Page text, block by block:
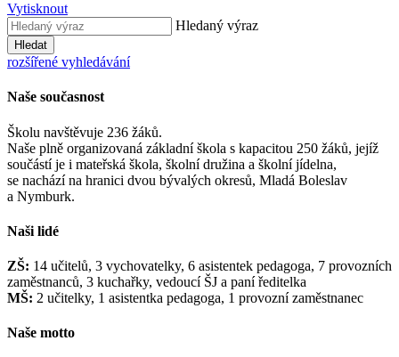
Vytisknout
Hledaný výraz
Hledat
rozšířené vyhledávání
Naše současnost
Školu navštěvuje 236 žáků.
Naše plně organizovaná základní škola s kapacitou 250 žáků, jejíž
součástí je i mateřská škola, školní družina a školní jídelna,
se nachází na hranici dvou bývalých okresů, Mladá Boleslav
a Nymburk.
Naši lidé
ZŠ: 14 učitelů, 3 vychovatelky, 6 asistentek pedagoga, 7 provozních
zaměstnanců, 3 kuchařky, vedoucí ŠJ a paní ředitelka
MŠ: 2 učitelky, 1 asistentka pedagoga, 1 provozní zaměstnanec
Naše motto